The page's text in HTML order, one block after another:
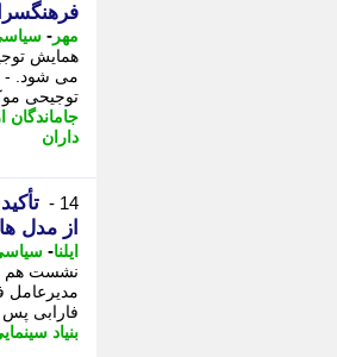
مهر -
همایش
می شود. -
توجیحی
جاماندگان
داران
14 -
از مدل
ایلنا-
نشست هم
مدیرعامل
فارابی پس
بنیاد